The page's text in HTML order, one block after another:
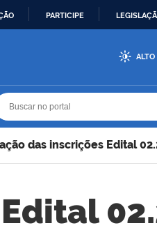
PARTICIPE
ALTO
das inscrições Edital